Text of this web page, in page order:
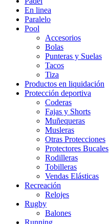
En linea
Paralelo
Pool
Accesorios
Bolas
Punteras y Suelas
Tacos
Tiza
Productos en liquidación
Protección deportiva
Coderas
Fajas y Shorts
Muñequeras
Musleras
Otras Protecciones
Protectores Bucales
Rodilleras
Tobilleras
Vendas Elásticas
Recreación
Relojes
Rugby
Balones
Running